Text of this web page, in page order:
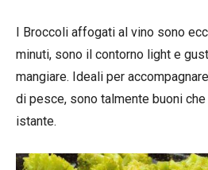
I Broccoli affogati al vino sono
minuti, sono il contorno light e
mangiare. Ideali per
di pesce, sono talmente buoni che
istante.